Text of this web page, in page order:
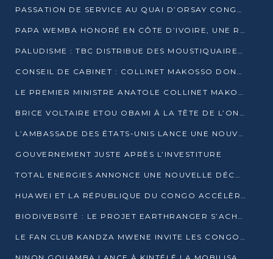
PASSATION DE SERVICE AU QUAI D’ORSAY CONGOLAIS : GAKOSSO PASSE LE FLAMBEAU À BOUNDA
PAPA WEMBA HONORÉ EN CÔTE D’IVOIRE, UNE RUE PORTE DÉSORMAIS SON NOM
PALUDISME : TBC DISTRIBUE DES MOUSTIQUAIRES DANS DEUX CSI DE BRAZZAVILLE
CONSEIL DE CABINET : COLLINET MAKOSSO DONNE SES DERNIÈRES ORIENTATIONS
LE PREMIER MINISTRE ANATOLE COLLINET MAKOSSO DÉMISSIONNE AVEC SON GOUVERNEMENT
BRICE VOLTAIRE ETOU OBAMI À LA TÊTE DE L’ONEC-C POUR TROIS ANS
L’AMBASSADE DES ÉTATS-UNIS LANCE UNE NOUVELLE COHORTE DU PROGRAMME ACCESS MICRO-SCHOLARSHIP
GOUVERNEMENT JUSTE APRÈS L’INVESTITURE
TOTAL ENERGIES ANNONCE UNE NOUVELLE DÉCOUVERTE D’HYDROCARBURES SUR LE PERMIS MOHO AU LARGE DU CONGO
HUAWEI ET LA RÉPUBLIQUE DU CONGO ACCÉLÈRENT LEUR PARTENARIAT
BIODIVERSITÉ : LE PROJET EARTHRANGER S’ACHÈVE, MAIS LES DÉFIS DEMEURENT
LE FAN CLUB KANDZA MWENE INVITE LES CONGOLAIS À UNE FORTE AFFLUENCE AU STADE DE KINTÉLÉ